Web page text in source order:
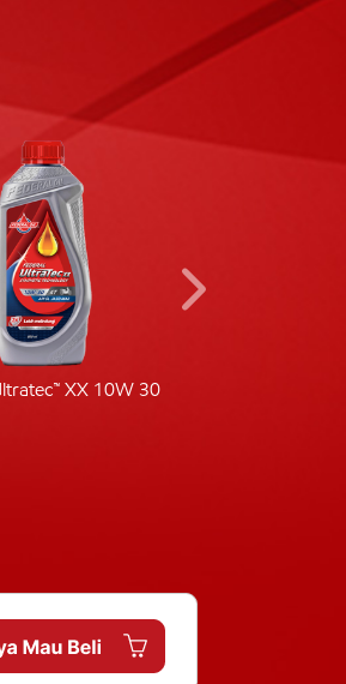
XX 10W 30